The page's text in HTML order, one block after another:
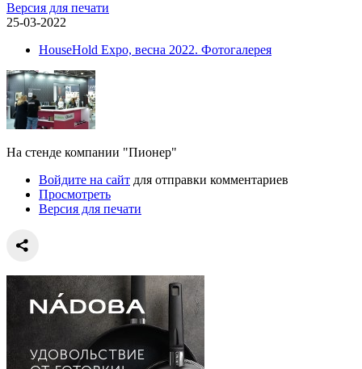
Версия для печати
25-03-2022
HouseHold Expo, весна 2022. Фотогалерея
На стенде компании "Пионер"
Войдите на сайт для отправки комментариев
Просмотреть
Версия для печати